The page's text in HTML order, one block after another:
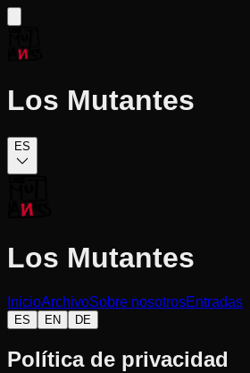
Los Mutantes
ES
Los Mutantes
InicioArchivoSobre nosotrosEntradas
ES EN DE
Política de privacidad